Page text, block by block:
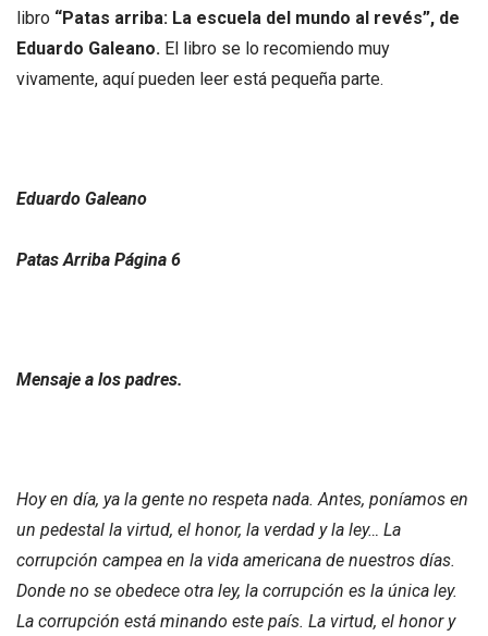
libro “Patas arriba: La escuela del mundo al revés”, de
Eduardo Galeano. El libro se lo recomiendo muy
vivamente, aquí pueden leer está pequeña parte.
Eduardo Galeano
Patas Arriba Página 6
Mensaje a los padres.
Hoy en día, ya la gente no respeta nada. Antes, poníamos en
un pedestal la virtud, el honor, la verdad y la ley… La
corrupción campea en la vida americana de nuestros días.
Donde no se obedece otra ley, la corrupción es la única ley.
La corrupción está minando este país. La virtud, el honor y